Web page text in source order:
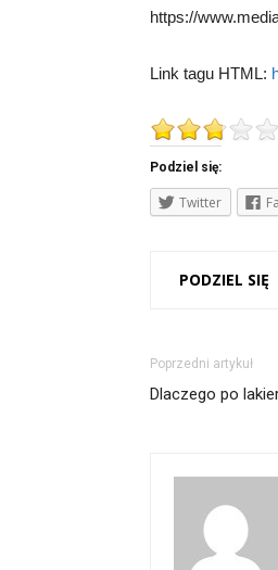
https://
Link tagu HTML:
Podziel się:
Twitter
PODZIEL SIĘ
Poprzedni artykuł
Dlaczego po